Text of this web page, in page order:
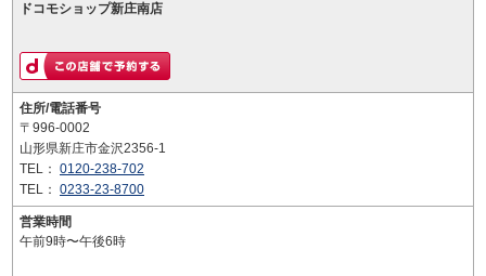
ドコモショップ新庄南店
住所/電話番号
〒996-0002
山形県新庄市金沢2356-1
TEL： 0120-238-702
TEL： 0233-23-8700
営業時間
午前9時〜午後6時